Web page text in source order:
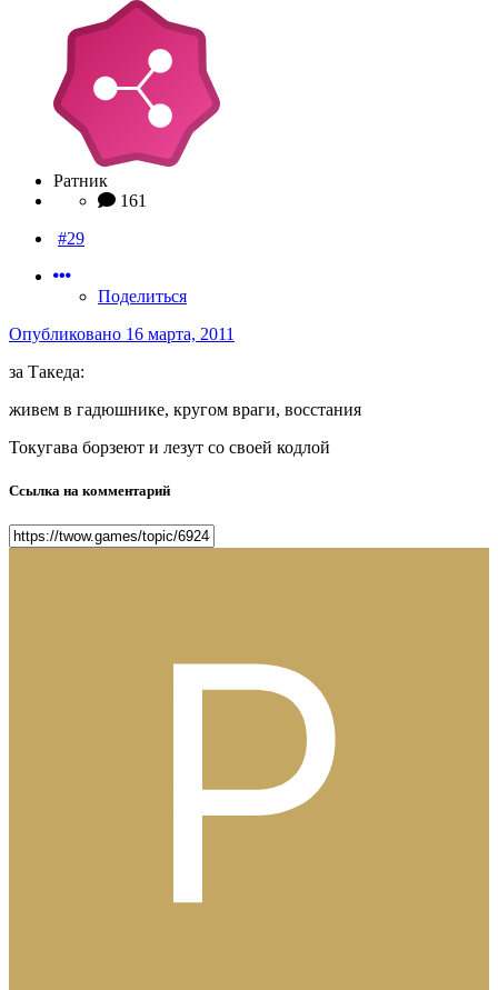
Ратник
161
#29
Поделиться
Опубликовано 16 марта, 2011
за Такеда:
живем в гадюшнике, кругом враги, восстания
Токугава борзеют и лезут со своей кодлой
Ссылка на комментарий